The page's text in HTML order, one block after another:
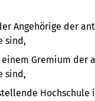
Angehörige der
sind,
Gremium der
sind,
Hochschule